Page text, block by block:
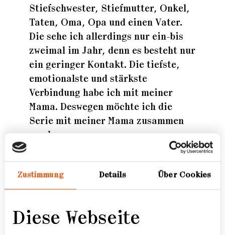
Zustimmung Details Über Cookies
Diese Webseite
Stiefschwester, Stiefmutter, Onkel,
Taten, Oma, Opa und einen Vater.
Die sehe ich allerdings nur ein-bis
zweimal im Jahr, denn es besteht nur
ein geringer Kontakt. Die tiefste,
emotionalste und stärkste
Verbindung habe ich mit meiner
Mama. Deswegen möchte ich die
Serie mit meiner Mama zusammen
machen.
konzentrieren, was wir beide schon
alles zusammen erlebt haben, wie
unterschiedlich sind. Die Bilder